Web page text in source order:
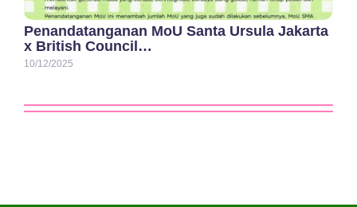
Penandatanganan MoU Santa Ursula Jakarta
x British Council…
10/12/2025